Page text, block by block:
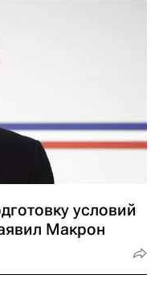
условий
Макрон